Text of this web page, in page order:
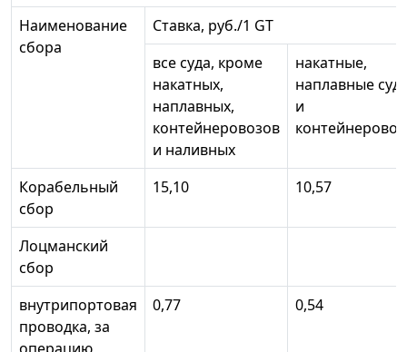
Наименование
сбора
Ставка, руб./1 GT
все суда, кроме
накатных,
наплавных,
контейнеровозов
и наливных
накатные,
наплавные
и
Корабельный
сбор
15,10 10,57
Лоцманский
сбор
внутрипортовая
проводка, за
0,77 0,54